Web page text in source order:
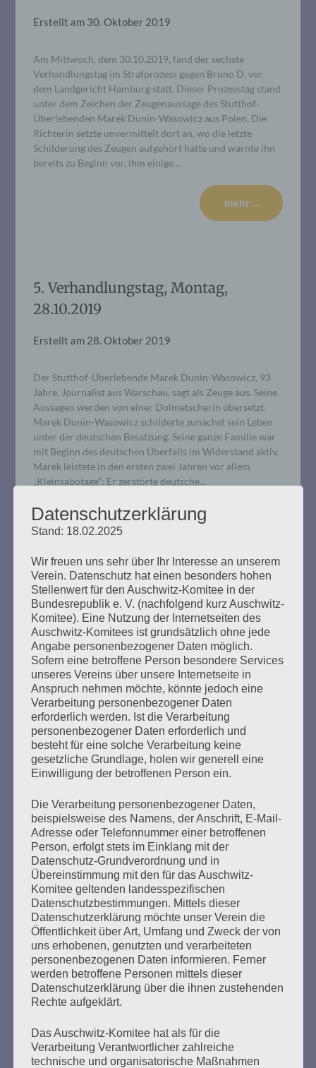
Erstellt am 30. Oktober 2019
Am Mittwoch, dem 30.10.2019, fand der sechste
Verhandlungstag im Strafprozess gegen Bruno D. vor
dem Landgericht Hamburg statt. Dieser Prozesstag stand
unter dem Zeichen der Zeugenaussage des Stutthof-
Überlebenden Marek Dunin-Wasowicz aus Polen. Die
Richterin setzte unvermittelt dort an, wo die letzte
Schilderung des Zeugen aufgehört hatte und warnte ihn
bereits zu Beginn vor, ihm einige…
mehr ...
5. Verhandlungstag, Montag,
28.10.2019
Erstellt am 28. Oktober 2019
Der Stutthof-Überlebende Marek Dunin-Wasowicz, 93
Jahre, Journalist aus Warschau, sagt als Zeuge aus. Seine
Aussagen werden von einer Dolmetscherin übersetzt.
Marek Dunin-Wasowicz schilderte zunächst sein Leben
unter der deutschen Besatzung. Seine ganze Familie war
mit Beginn des deutschen Überfalls im Widerstand aktiv.
Marek leistete in den ersten zwei Jahren vor allem
„Kleinsabotage“: Er zerstörte deutsche…
4. Verhandlungstag, Freitag,
25.10.2019
Erstellt am25. Oktober 2019
Die Richterin kündigte an, dass es dem Angeklagten
heute nicht so gut gehe. Seine Befragung hielt er gut
durch. Der Faden aus dem letzten Verhandlungstag
wurde wieder aufgenommen. Bruno D. sollte erläutern,
wie er aus Stettin in den Wachdienst im KZ Stutthof kam.
Er habe sich vorgestellt, zur Bewachung von
mehr ...
Seitennummerierung
der
Beiträge
Zurück 29
Bitte, bitte schweigt nicht, wenn ihr Unrecht seht.
Schwächsten!
Bleibt mutig! Ich vertraue auf die Jugend, ich
vertraue auf euch!
Datenschutzerklärung
Stand: 18.02.2025
Wir freuen uns sehr über Ihr Interesse an unserem
Verein. Datenschutz hat einen besonders hohen
Stellenwert für den Auschwitz-Komitee in der
Bundesrepublik e. V. (nachfolgend kurz Auschwitz-
Komitee). Eine Nutzung der Internetseiten des
Auschwitz-Komitees ist grundsätzlich ohne jede
Angabe personenbezogener Daten möglich.
Sofern eine betroffene Person besondere Services
unseres Vereins über unsere Internetseite in
Anspruch nehmen möchte, könnte jedoch eine
Verarbeitung personenbezogener Daten
erforderlich werden. Ist die Verarbeitung
personenbezogener Daten erforderlich und
besteht für eine solche Verarbeitung keine
gesetzliche Grundlage, holen wir generell eine
Einwilligung der betroffenen Person ein.
Die Verarbeitung personenbezogener Daten,
beispielsweise des Namens, der Anschrift, E-Mail-
Adresse oder Telefonnummer einer betroffenen
Person, erfolgt stets im Einklang mit der
Datenschutz-Grundverordnung und in
Übereinstimmung mit den für das Auschwitz-
Komitee geltenden landesspezifischen
Datenschutzbestimmungen. Mittels dieser
Datenschutzerklärung möchte unser Verein die
Öffentlichkeit über Art, Umfang und Zweck der von
uns erhobenen, genutzten und verarbeiteten
personenbezogenen Daten informieren. Ferner
werden betroffene Personen mittels dieser
Datenschutzerklärung über die ihnen zustehenden
Rechte aufgeklärt.
Das Auschwitz-Komitee hat als für die
Verarbeitung Verantwortlicher zahlreiche
technische und organisatorische Maßnahmen